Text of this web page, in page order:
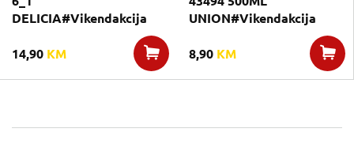
DELICIA#Vikendakcija
14,90 KM
UNION#Vikendakcija
8,90 KM